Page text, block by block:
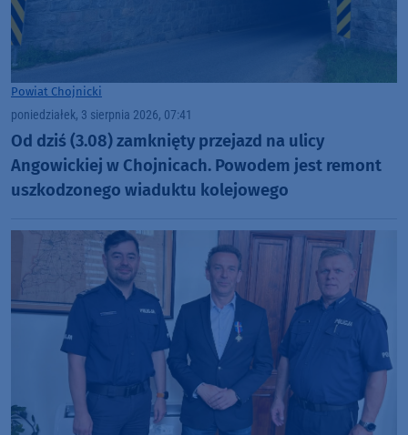
Powiat Chojnicki
poniedziałek, 3 sierpnia 2026, 07:41
Od dziś (3.08) zamknięty przejazd na ulicy
Angowickiej w Chojnicach. Powodem jest remont
uszkodzonego wiaduktu kolejowego